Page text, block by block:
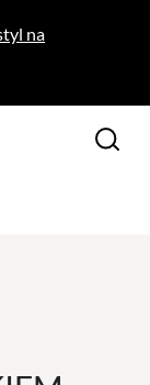
na